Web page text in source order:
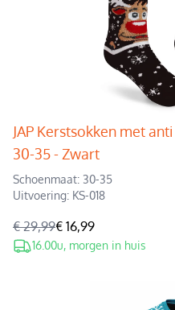
JAP Kerstsokken met
30-35 - Zwart
Schoenmaat: 30-35
Uitvoering: KS-018
€ 29,99€ 16,99
16.00u, morgen in huis